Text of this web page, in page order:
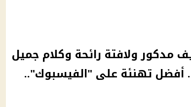
ولافتة رائحة وكلام جميل
تهنئة على "الفيسبوك"..